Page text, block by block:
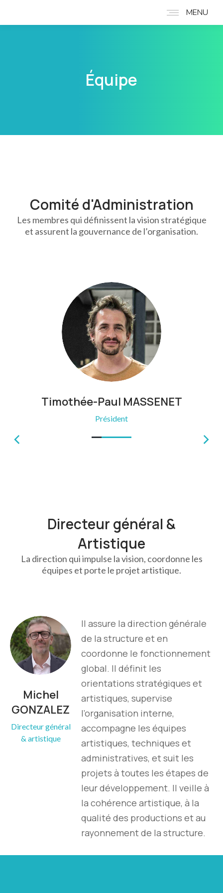
MENU
Équipe
Comité d'Administration
Les membres qui définissent la vision stratégique
et assurent la gouvernance de l’organisation.
Timothée-Paul MASSENET
Président
Directeur général &
Artistique
La direction qui impulse la vision, coordonne les
équipes et porte le projet artistique.
Michel
GONZALEZ
Directeur général
& artistique
Il assure la direction générale
de la structure et en
coordonne le fonctionnement
global. Il définit les
orientations stratégiques et
artistiques, supervise
l’organisation interne,
accompagne les équipes
artistiques, techniques et
administratives, et suit les
projets à toutes les étapes de
leur développement. Il veille à
la cohérence artistique, à la
qualité des productions et au
rayonnement de la structure.